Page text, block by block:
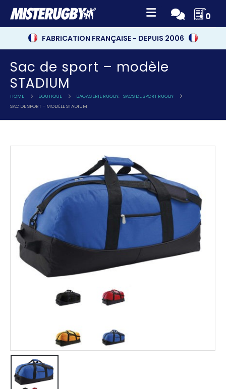
0
FABRICATION FRANÇAISE - DEPUIS 2006
Sac de sport – modèle
STADIUM
HOME BOUTIQUE BAGAGERIE RUGBY, SACS DE SPORT RUGBY
SAC DE SPORT – MODÈLE STADIUM